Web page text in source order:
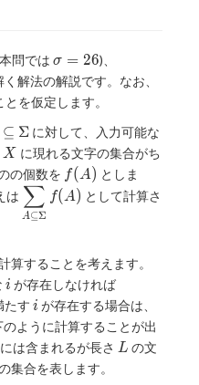
問では \sigma
= 26
σ = 26)、
2 ^
\log L)
解法の解説です。なお、
を仮定します。
⊆ Σ に対して、入力可能な
X
X に現れる文字の集合がち
の個数を f(A)
f(A) としま
は \displaystyle
\sum _ {A
f(A)
A⊆Σ
∑ f(A) として計算さ
算することを考えます。
i
i が存在しなければ
= 0
たす i
i が存在する場合は、
ように計算することが出
には含まれるが長さ L
L の文
集合を表します。